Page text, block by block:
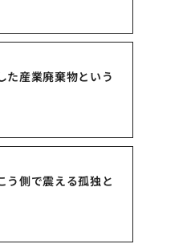
た産業廃棄物という
う側で震える孤独と